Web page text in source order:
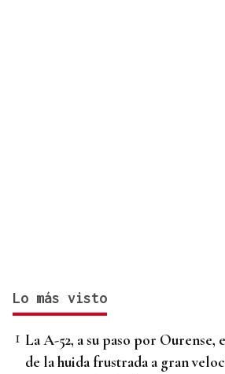
Lo más visto
La A-52, a su paso por Ourense,
de la huida frustrada a gran